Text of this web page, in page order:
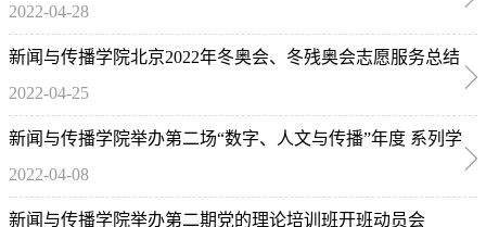
2022-04-28
新闻与传播学院北京2022年冬奥会、冬残奥会志愿服务总结
交流会暨“强国有我，共赴未来”新传志愿者宣讲团成立仪式
成功举办
2022-04-25
新闻与传播学院举办第二场“数字、人文与传播”年度 系列学
术讲座
2022-04-08
新闻与传播学院举办第二期党的理论培训班开班动员会